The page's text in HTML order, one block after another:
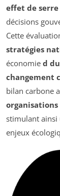
effet de serre
décisions
Cette
stratégies
économie d
changement
bilan carbone
organisations
stimulant ainsi
enjeux